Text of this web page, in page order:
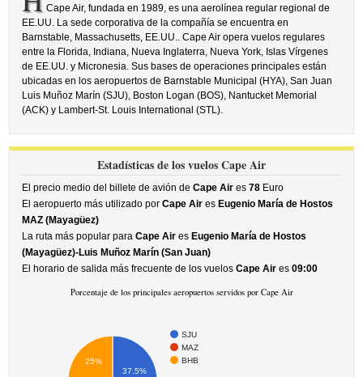
Cape Air, fundada en 1989, es una aerolínea regular regional de
EE.UU. La sede corporativa de la compañía se encuentra en
Barnstable, Massachusetts, EE.UU.. Cape Air opera vuelos regulares
entre la Florida, Indiana, Nueva Inglaterra, Nueva York, Islas Vírgenes
de EE.UU. y Micronesia. Sus bases de operaciones principales están
ubicadas en los aeropuertos de Barnstable Municipal (HYA), San Juan
Luis Muñoz Marín (SJU), Boston Logan (BOS), Nantucket Memorial
(ACK) y Lambert-St. Louis International (STL).
Estadísticas de los vuelos Cape Air
El precio medio del billete de avión deCape Air es78 Euro
El aeropuerto más utilizado porCape Air es Eugenio María de Hostos
MAZ (Mayagüez)
La ruta más popular paraCape Air es Eugenio María de Hostos
(Mayagüez)-Luis Muñoz Marín (San Juan)
El horario de salida más frecuente de los vuelosCape Air es09:00
Porcentaje de los principales aeropuertos servidos por Cape Air
SJU
MAZ
BHB
37.5%
25%